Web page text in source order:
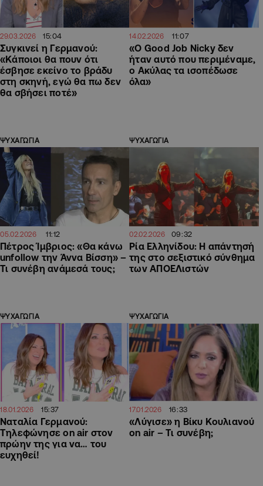
29.03.2026 15:04
Συγκινεί η Γερμανού:
«Κάποιοι θα πουν ότι
έσβησε εκείνο το βράδυ
στη σκηνή, εγώ θα πω δεν
θα σβήσει ποτέ»
14.02.2026 11:07
«Ο Good Job Nicky δεν
ήταν αυτό που περιμέναμε,
ο Ακύλας τα ισοπέδωσε
όλα»
ΨΥΧΑΓΩΓΙΑ
05.02.2026 11:12
Πέτρος Ίμβριος: «Θα κάνω
unfollow την Άννα Βίσση» –
Τι συνέβη ανάμεσά τους;
ΨΥΧΑΓΩΓΙΑ
02.02.2026 09:32
Ρία Ελληνίδου: Η απάντησή
της στο σεξιστικό σύνθημα
των ΑΠΟΕΛιστών
ΨΥΧΑΓΩΓΙΑ
18.01.2026 15:37
Ναταλία Γερμανού:
Τηλεφώνησε on air στον
πρώην της για να… του
ευχηθεί!
ΨΥΧΑΓΩΓΙΑ
17.01.2026 16:33
«Λύγισε» η Βίκυ Κουλιανού
on air – Τι συνέβη;